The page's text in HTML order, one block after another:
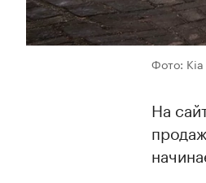
Фото: Kia
На